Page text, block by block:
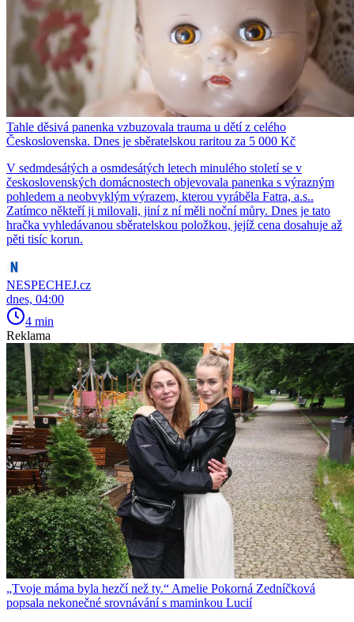
Tahle děsivá panenka vzbuzovala trauma u dětí z celého
Československa. Dnes je sběratelskou raritou za 5 000 Kč
V sedmdesátých a osmdesátých letech minulého století se v
československých domácnostech objevovala panenka s výrazným
pohledem a neobvyklým výrazem, kterou vyráběla Fatra, a.s..
Zatímco někteří ji milovali, jiní z ní měli noční můry. Dnes je tato
hračka vyhledávanou sběratelskou položkou, jejíž cena dosahuje až
pěti tisíc korun.
NESPECHEJ.cz
dnes, 04:00
4 min
Reklama
„Tvoje máma byla hezčí než ty.“ Amelie Pokorná Zedníčková
popsala nekonečné srovnávání s maminkou Lucií